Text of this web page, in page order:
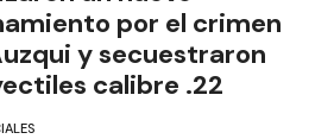
por el crimen
y secuestraron
calibre .22